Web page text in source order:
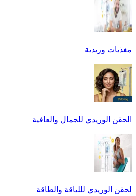
مغذيات وريدية
الحقن الوريدي للجمال والعافية
لحقن الوريدي لللياقة والطاقة